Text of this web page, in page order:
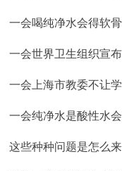
一会喝纯净水会得软骨
一会世界卫生组织宣
一会上海市教委不让
一会纯净水是酸性水会
这些种种问题是怎么